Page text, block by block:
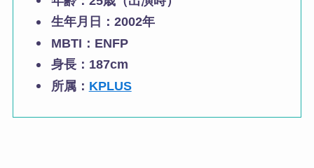
生年月日：2002年
MBTI：ENFP
身長：187cm
所属： KPLUS